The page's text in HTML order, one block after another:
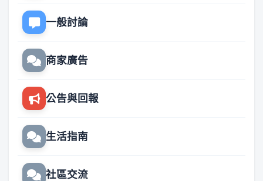
一般討論
商家廣告
公告與回報
生活指南
社區交流